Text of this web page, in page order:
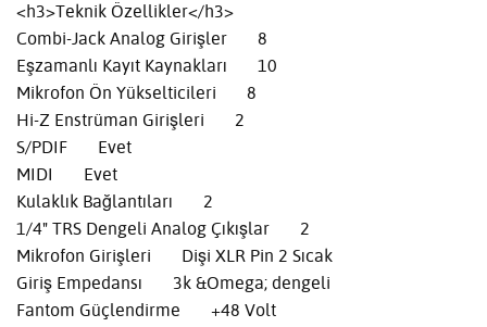
<h3>Teknik Özellikler</h3>
Combi-Jack Analog Girişler 8
Eşzamanlı Kayıt Kaynakları 10
Mikrofon Ön Yükselticileri 8
Hi-Z Enstrüman Girişleri 2
S/PDIF Evet
MIDI Evet
Kulaklık Bağlantıları 2
1/4" TRS Dengeli Analog Çıkışlar 2
Mikrofon Girişleri Dişi XLR Pin 2 Sıcak
Giriş Empedansı 3k &Omega; dengeli
Fantom Güçlendirme +48 Volt